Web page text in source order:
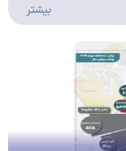
بیشتر